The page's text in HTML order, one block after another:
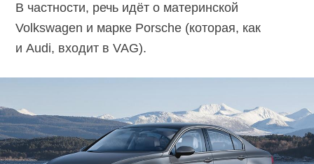
В частности, речь идёт о материнской
Volkswagen и марке Porsche (которая, как
и Audi, входит в VAG).